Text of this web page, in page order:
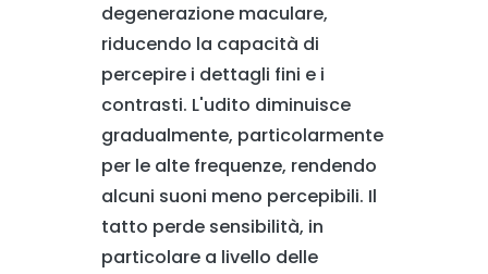
degenerazione maculare,
riducendo la capacità di
percepire i dettagli fini e i
contrasti. L'udito diminuisce
gradualmente, particolarmente
per le alte frequenze, rendendo
alcuni suoni meno percepibili. Il
tatto perde sensibilità, in
particolare a livello delle